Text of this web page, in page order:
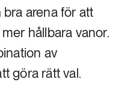
arena för att
hållbara vanor.
av
göra rätt val.